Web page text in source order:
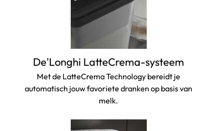
De'Longhi LatteCrema-systeem
Met de LatteCrema Technology bereidt je
automatisch jouw favoriete dranken op basis van
melk.